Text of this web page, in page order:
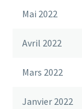
Mai 2022
Avril 2022
Mars 2022
Janvier 2022